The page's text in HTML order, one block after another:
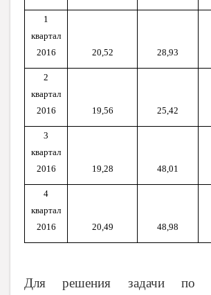
1
квартал
2016
20,52 28,93
2
квартал
2016
19,56 25,42
3
квартал
2016
19,28 48,01
4
квартал
2016
20,49 48,98
Для решения задачи по